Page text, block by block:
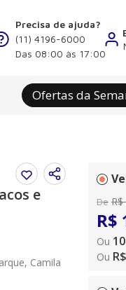
Precisa de ajuda?
(11) 4196-6000
Das 08:00 às 17:00
Ofertas da
e
Camila
De R$
R$
Ou 10
Ou